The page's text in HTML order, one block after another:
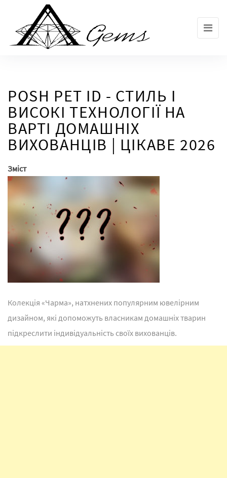
POSH PET ID - СТИЛЬ І
ВИСОКІ ТЕХНОЛОГІЇ НА
ВАРТІ ДОМАШНІХ
ВИХОВАНЦІВ | ЦІКАВЕ 2026
Зміст
Колекція «Чарма», натхнених популярним ювелірним
дизайном, які допоможуть власникам домашніх тварин
підкреслити індивідуальність своїх вихованців.